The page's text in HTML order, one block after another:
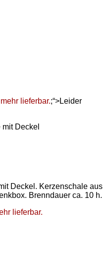
lieferbar.;“>Leider
Deckel
Deckel. Kerzenschale aus
Brenndauer ca. 10 h.
lieferbar.